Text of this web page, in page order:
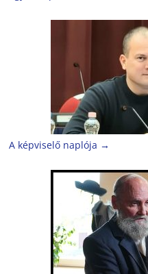
A képviselő naplója →